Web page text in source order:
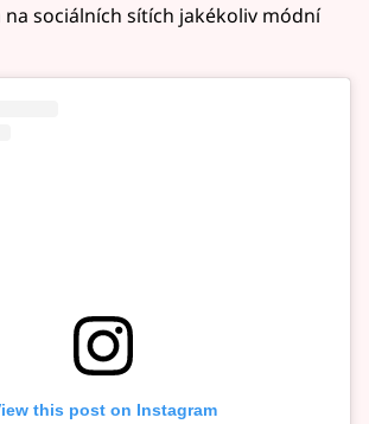
sociálních sítích jakékoliv módní
this post on Instagram